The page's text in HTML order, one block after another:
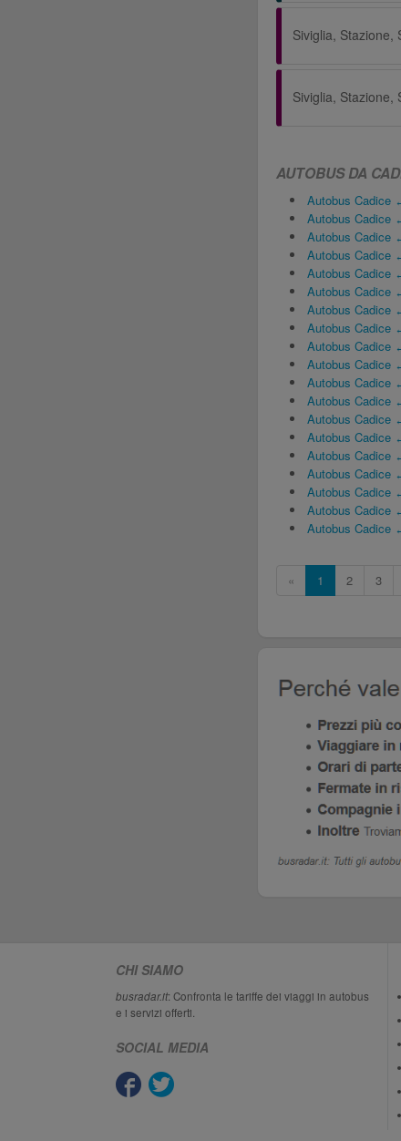
AUTOBUS DA
Autobus Cadice
Autobus Cadice
Autobus Cadice
Autobus Cadice
Autobus Cadice
Autobus Cadice
Autobus Cadice
Autobus Cadice
Autobus Cadice
Autobus Cadice
Autobus Cadice
Autobus Cadice
Autobus Cadice
Autobus Cadice
Autobus Cadice
Autobus Cadice
Autobus Cadice
Autobus Cadice
Autobus Cadice
« 1 2 3
CHI SIAMO
busradar.it: Confronta le tariffe dei viaggi in autobus
e i servizi offerti.
SOCIAL MEDIA